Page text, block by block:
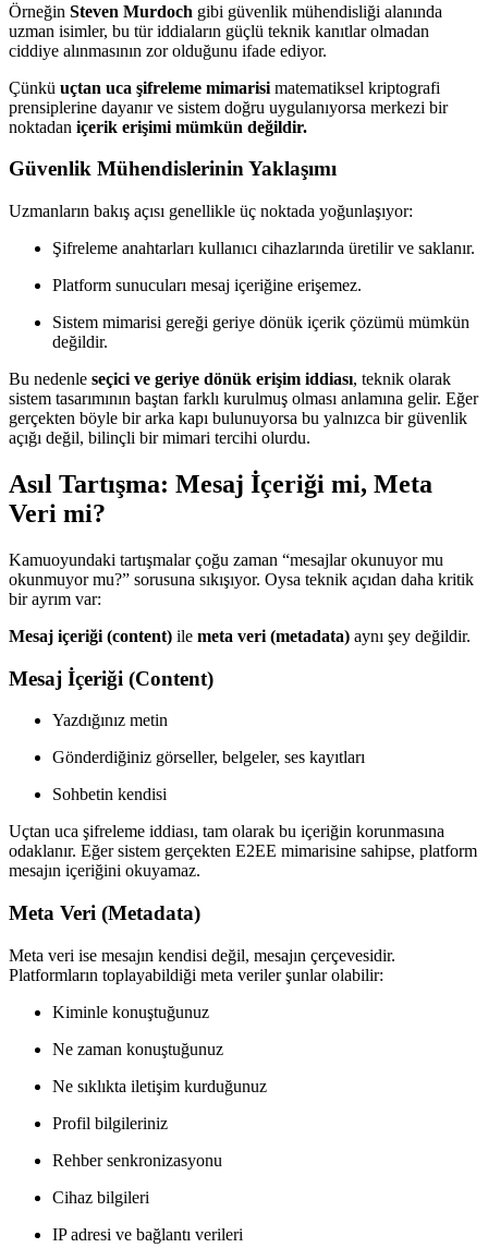
Örneğin Steven Murdoch gibi güvenlik mühendisliği alanında
uzman isimler, bu tür iddiaların güçlü teknik kanıtlar olmadan
ciddiye alınmasının zor olduğunu ifade ediyor.
Çünkü uçtan uca şifreleme mimarisi matematiksel kriptografi
prensiplerine dayanır ve sistem doğru uygulanıyorsa merkezi bir
noktadan içerik erişimi mümkün değildir.
Güvenlik Mühendislerinin Yaklaşımı
Uzmanların bakış açısı genellikle üç noktada yoğunlaşıyor:
Şifreleme anahtarları kullanıcı cihazlarında üretilir ve saklanır.
Platform sunucuları mesaj içeriğine erişemez.
Sistem mimarisi gereği geriye dönük içerik çözümü mümkün
değildir.
Bu nedenle seçici ve geriye dönük erişim iddiası, teknik olarak
sistem tasarımının baştan farklı kurulmuş olması anlamına gelir. Eğer
gerçekten böyle bir arka kapı bulunuyorsa bu yalnızca bir güvenlik
açığı değil, bilinçli bir mimari tercihi olurdu.
Asıl Tartışma: Mesaj İçeriği mi, Meta
Veri mi?
Kamuoyundaki tartışmalar çoğu zaman “mesajlar okunuyor mu
okunmuyor mu?” sorusuna sıkışıyor. Oysa teknik açıdan daha kritik
bir ayrım var:
Mesaj içeriği (content) ile meta veri (metadata) aynı şey değildir.
Mesaj İçeriği (Content)
Yazdığınız metin
Gönderdiğiniz görseller, belgeler, ses kayıtları
Sohbetin kendisi
Uçtan uca şifreleme iddiası, tam olarak bu içeriğin korunmasına
odaklanır. Eğer sistem gerçekten E2EE mimarisine sahipse, platform
mesajın içeriğini okuyamaz.
Meta Veri (Metadata)
Meta veri ise mesajın kendisi değil, mesajın çerçevesidir.
Platformların toplayabildiği meta veriler şunlar olabilir:
Kiminle konuştuğunuz
Ne zaman konuştuğunuz
Ne sıklıkta iletişim kurduğunuz
Profil bilgileriniz
Rehber senkronizasyonu
Cihaz bilgileri
IP adresi ve bağlantı verileri